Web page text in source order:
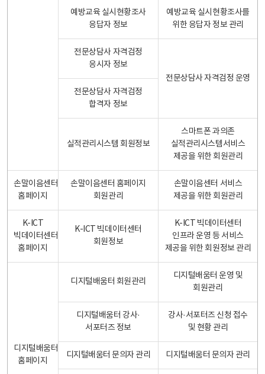
예방교육 실시현황조사
응답자 정보
예방교육 실시현황조사를
위한 응답자 정보 관리
전문상담사 자격검정
응시자 정보
전문상담사 자격검정 운영
전문상담사 자격검정
합격자 정보
실적관리시스템 회원정보
스마트폰 과의존
실적관리시스템서비스
제공을 위한 회원관리
손말이음센터
홈페이지
손말이음센터 홈페이지
회원관리
손말이음센터 서비스
제공을 위한 회원관리
K-ICT
빅데이터센터
홈페이지
K-ICT 빅데이터센터
회원정보
K-ICT 빅데이터센터
인프라 운영 등 서비스
제공을 위한 회원정보 관리
디지털배움터
홈페이지
디지털배움터 회원관리
디지털배움터 운영 및
회원관리
디지털배움터 강사·
서포터즈 정보
강사·서포터즈 신청 접수
및 현황 관리
디지털배움터 문의자 관리 디지털배움터 문의자 관리